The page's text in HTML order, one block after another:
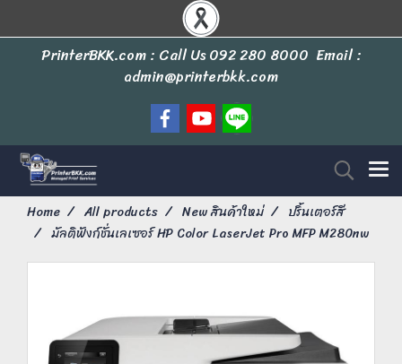
PrinterBKK.com : Call Us092 280 8000 Email :
admin@printerbkk.com
Home All products New สินค้าใหม่
ปริ้นเตอร์สี
มัลติฟังก์ชั่นเลเซอร์ HP Color LaserJet Pro MFP M280nw